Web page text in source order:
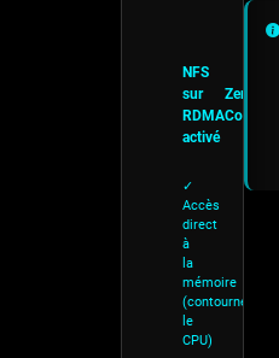
NFS
sur
RDMA
activé
Zero-
Copy
✓
Accès
direct
à
la
mémoire
(contourne
le
CPU)